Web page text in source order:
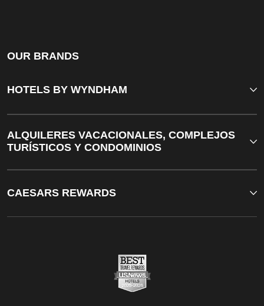
OUR BRANDS
HOTELS BY WYNDHAM
ALQUILERES VACACIONALES, COMPLEJOS
TURÍSTICOS Y CONDOMINIOS
CAESARS REWARDS